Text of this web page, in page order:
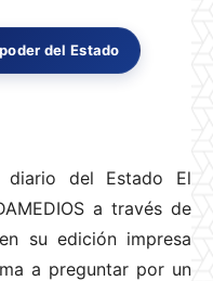
del Estado
del Estado El
a través de
su edición impresa
a preguntar por un